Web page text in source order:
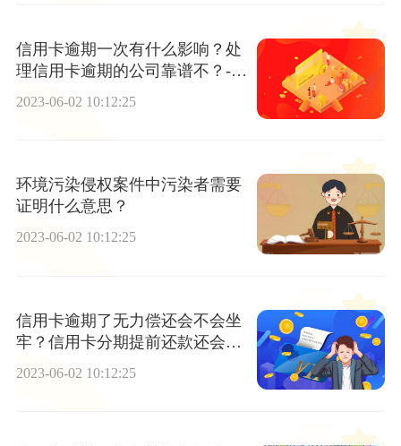
信用卡逾期一次有什么影响？处
理信用卡逾期的公司靠谱不？-每
2023-06-02 10:12:25
环境污染侵权案件中污染者需要
证明什么意思？
2023-06-02 10:12:25
信用卡逾期了无力偿还会不会坐
牢？信用卡分期提前还款还会收
2023-06-02 10:12:25